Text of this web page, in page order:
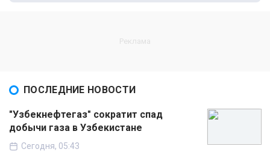
ПОСЛЕДНИЕ НОВОСТИ
"Узбекнефтегаз" сократит спад
добычи газа в Узбекистане
Сегодня, 05:43